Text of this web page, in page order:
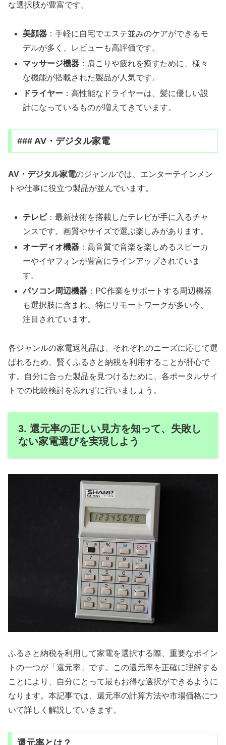
な選択肢が豊富です。
美顔器 ：手軽に自宅でエステ並みのケアができるモ
デルが多く、レビューも高評価です。
マッサージ機器 ：肩こりや疲れを癒すために、様々
な機能が搭載された製品が人気です。
ドライヤー ：高性能なドライヤーは、髪に優しい設
計になっているものが増えてきています。
### AV・デジタル家電
AV・デジタル家電のジャンルでは、エンターテインメン
トや仕事に役立つ製品が並んでいます。
テレビ：最新技術を搭載したテレビが手に入るチャ
ンスです。画質やサイズで選ぶ楽しみがあります。
オーディオ機器 ：高音質で音楽を楽しめるスピーカ
ーやイヤフォンが豊富にラインアップされていま
す。
パソコン周辺機器 ：PC作業をサポートする周辺機器
も選択肢に含まれ、特にリモートワークが多い今、
注目されています。
各ジャンルの家電返礼品は、それぞれのニーズに応じて選
ばれるため、賢くふるさと納税を利用することが肝心で
す。自分に合った製品を見つけるために、各ポータルサイ
トでの比較検討を忘れずに行いましょう。
3. 還元率の正しい見方を知って、失敗し
ない家電選びを実現しよう
ふるさと納税を利用して家電を選択する際、重要なポイン
トの一つが「還元率」です。この還元率を正確に理解する
ことにより、自分にとって最もお得な選択ができるように
なります。本記事では、還元率の計算方法や市場価格につ
いて詳しく解説していきます。